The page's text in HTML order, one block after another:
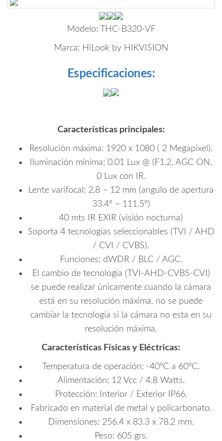
Modelo: THC-B320-VF
Marca: HiLook by HIKVISION
Especificaciones:
Características principales:
Resolución máxima: 1920 x 1080 ( 2 Megapixel).
Iluminación mínima: 0.01 Lux @ (F1.2, AGC ON,
0 Lux con IR.
Lente varifocal: 2.8 – 12 mm (angulo de apertura
33.4º – 111.5º)
40 mts IR EXIR (visión nocturna)
Soporta 4 tecnologías seleccionables (TVI / AHD
/ CVI / CVBS).
Funciones: dWDR / BLC / AGC.
El cambio de tecnología (TVI-AHD-CVBS-CVI)
se puede realizar únicamente cuando la cámara
está en su resolución máxima, no se puede
cambiar la tecnología si la cámara no esta en su
resolución máxima.
Características Físicas y Eléctricas:
Temperatura de operación: -40ºC a 60ºC.
Alimentación: 12 Vcc / 4.8 Watts.
Protección: Interior / Exterior IP66.
Fabricado en material de metal y policarbonato.
Dimensiones: 256.4 x 83.3 x 78.2 mm.
Peso: 605 grs.